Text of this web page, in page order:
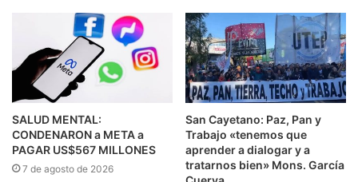
SALUD MENTAL:
CONDENARON a META a
PAGAR US$567 MILLONES
7 de agosto de 2026
San Cayetano: Paz, Pan y
Trabajo «tenemos que
aprender a dialogar y a
tratarnos bien» Mons. García